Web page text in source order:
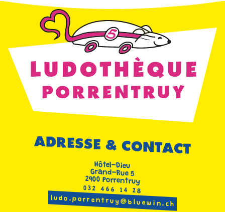
ADRESSE & CONTACT
Hôtel-Dieu
Grand-Rue 5
2900 Porrentruy
032 466 14 28
ludo.porrentruy@bluewin.ch